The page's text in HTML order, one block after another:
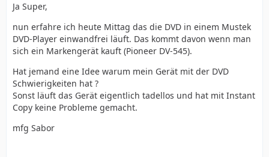
Ja Super,
nun erfahre ich heute Mittag das die DVD in einem Mustek
DVD-Player einwandfrei läuft. Das kommt davon wenn man
sich ein Markengerät kauft (Pioneer DV-545).
Hat jemand eine Idee warum mein Gerät mit der DVD
Schwierigkeiten hat ?
Sonst läuft das Gerät eigentlich tadellos und hat mit Instant
Copy keine Probleme gemacht.
mfg Sabor